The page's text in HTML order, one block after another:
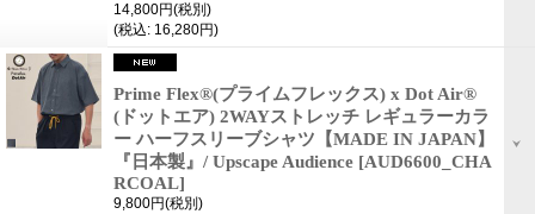
14,800円(税別)
(税込: 16,280円)
Prime Flex®(プライムフレックス) x Dot Air®
(ドットエア) 2WAYストレッチ レギュラーカラ
ー ハーフスリーブシャツ【MADE IN JAPAN】
『日本製』/ Upscape Audience [AUD6600_CHA
RCOAL]
9,800円(税別)